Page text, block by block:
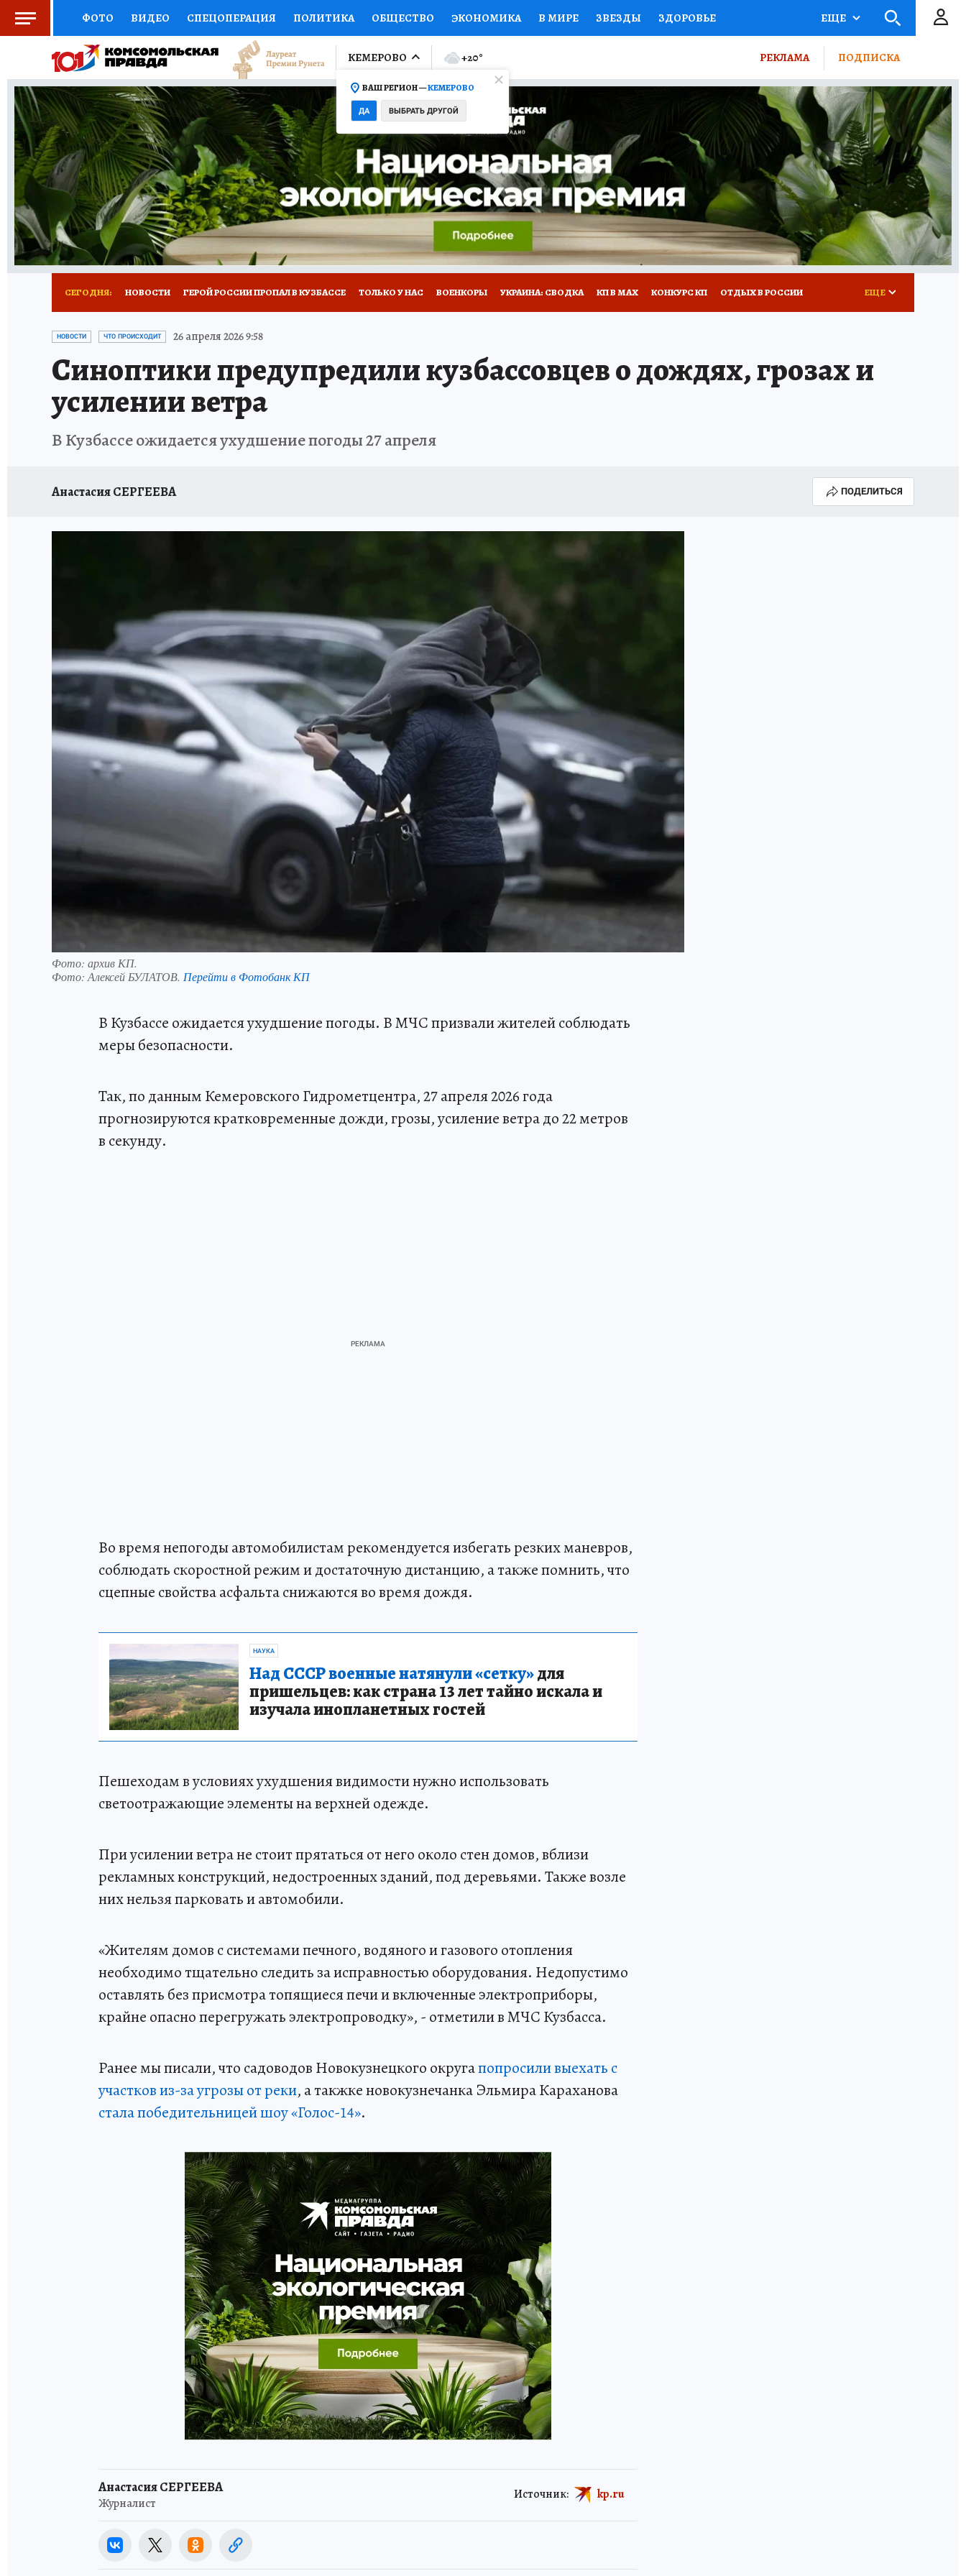
ФОТО ВИДЕО СПЕЦОПЕРАЦИЯ ПОЛИТИКА ОБЩЕСТВО ЭКОНОМИКА В МИРЕ ЗВЕЗДЫ ЗДОРОВЬЕ
СОЦПОДДЕРЖКА НАУКА СПОРТ КОЛУМНИСТЫ ПРОИСШЕСТВИЯ
ВЫБОР ЭКСПЕРТОВ ДОКТОР ФИНАНСЫ ОТКРЫВАЕМ МИР Я ЗНАЮ СЕМЬЯ ЖЕНСКИЕ СЕКРЕТЫ ПУТЕВОДИТЕЛЬ
КНИЖНАЯ ПОЛКА ПРОГНОЗЫ НА СПОРТ ПРОМОКОДЫ СЕРИАЛЫ СПЕЦПРОЕКТЫ ДЕФИЦИТ ЖЕЛЕЗА ТУРИЗМ
ПРЕСС-ЦЕНТР НЕДВИЖИМОСТЬ ТЕЛЕВИЗОР КОНКУРСЫ РАБОТА У НАС ГИД ПОТРЕБИТЕЛЯ ВСЕ О КП РАДИО КП
РЕКЛАМА ТЕСТЫ НОВОЕ НА САЙТЕ
ЕЩЕ
КЕМЕРОВО
ВАШ РЕГИОН —КЕМЕРОВО
ДА ВЫБРАТЬ ДРУГОЙ
+20° РЕКЛАМА ПОДПИСКА
СЕГОДНЯ: НОВОСТИ ГЕРОЙ РОССИИ ПРОПАЛ В КУЗБАССЕ ТОЛЬКО У НАС ВОЕНКОРЫ УКРАИНА: СВОДКА КП В МАХ КОНКУРС КП ОТДЫХ В РОССИИ
ЗАПОВЕДНАЯ РОССИЯ ПРОИСШЕСТВИЯ
ЕЩЕ
НОВОСТИ ЧТО ПРОИСХОДИТ 26 апреля 2026 9:58
Синоптики предупредили кузбассовцев о дождях, грозах и
усилении ветра
В Кузбассе ожидается ухудшение погоды 27 апреля
Анастасия СЕРГЕЕВА ПОДЕЛИТЬСЯ
Фото: архив КП.
Фото: Алексей БУЛАТОВ. Перейти в Фотобанк КП
В Кузбассе ожидается ухудшение погоды. В МЧС призвали жителей соблюдать
меры безопасности.
Так, по данным Кемеровского Гидрометцентра, 27 апреля 2026 года
прогнозируются кратковременные дожди, грозы, усиление ветра до 22 метров
в секунду.
Во время непогоды автомобилистам рекомендуется избегать резких маневров,
соблюдать скоростной режим и достаточную дистанцию, а также помнить, что
сцепные свойства асфальта снижаются во время дождя.
НАУКА
Над СССР военные натянули «сетку»для
пришельцев: как страна 13 лет тайно искала и
изучала инопланетных гостей
Пешеходам в условиях ухудшения видимости нужно использовать
светоотражающие элементы на верхней одежде.
При усилении ветра не стоит прятаться от него около стен домов, вблизи
рекламных конструкций, недостроенных зданий, под деревьями. Также возле
них нельзя парковать и автомобили.
«Жителям домов с системами печного, водяного и газового отопления
необходимо тщательно следить за исправностью оборудования. Недопустимо
оставлять без присмотра топящиеся печи и включенные электроприборы,
крайне опасно перегружать электропроводку», - отметили в МЧС Кузбасса.
Ранее мы писали, что садоводов Новокузнецкого округапопросили выехать с
участков из-за угрозы от реки, а такжке новокузнечанка Эльмира Караханова
стала победительницей шоу «Голос-14».
Анастасия СЕРГЕЕВА
Журналист
Источник: kp.ru